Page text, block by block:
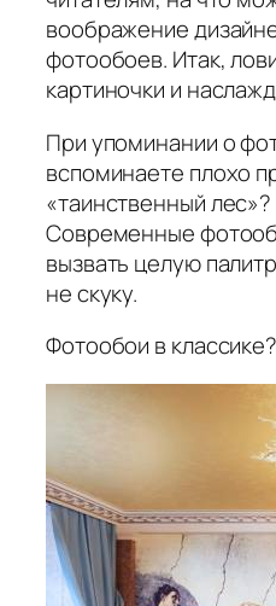
воображение
фотообоев. Итак,
картиночки и
При упоминании о
вспоминаете плохо
«таинственный
Современные
вызвать целую
не скуку.
Фотообои в